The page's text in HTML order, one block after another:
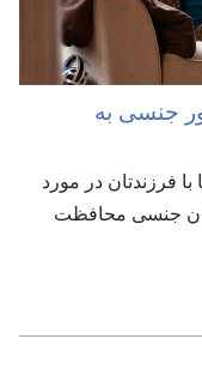
جنسی به
فرزندتان در مورد
جنسی محافظت